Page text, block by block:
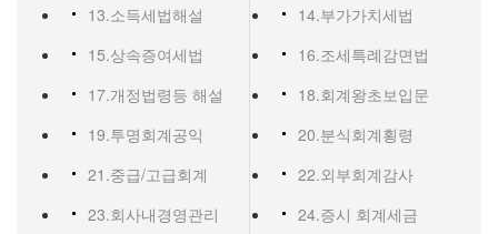
13.소득세법해설
14.부가가치세법
15.상속증여세법
16.조세특례감면법
17.개정법령등 해설
18.회계왕초보입문
19.투명회계공익
20.분식회계횡령
21.중급/고급회계
22.외부회계감사
23.회사내경영관리
24.증시 회계세금